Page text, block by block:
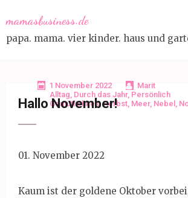
to
content
mamasbusiness.de
papa. mama. vier kinder. haus und
1 November 2022
Marit
Alltag, Durch das Jahr, Persönlich
Gemütlichkeit,Herbst, Meer, Nebel ,
Hallo November!
01. November 2022
Kaum ist der goldene Oktober